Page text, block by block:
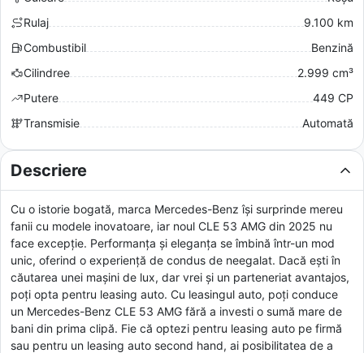
Rulaj
9.100 km
Combustibil
Benzină
Cilindree
2.999 cm³
Putere
449 CP
Transmisie
Automată
Descriere
Cu o istorie bogată, marca Mercedes-Benz își surprinde mereu
fanii cu modele inovatoare, iar noul CLE 53 AMG din 2025 nu
face excepție. Performanța și eleganța se îmbină într-un mod
unic, oferind o experiență de condus de neegalat. Dacă ești în
căutarea unei mașini de lux, dar vrei și un parteneriat avantajos,
poți opta pentru leasing auto. Cu leasingul auto, poți conduce
un Mercedes-Benz CLE 53 AMG fără a investi o sumă mare de
bani din prima clipă. Fie că optezi pentru leasing auto pe firmă
sau pentru un leasing auto second hand, ai posibilitatea de a